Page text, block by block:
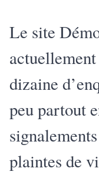
Le site
dizaine
peu partout
plaintes de